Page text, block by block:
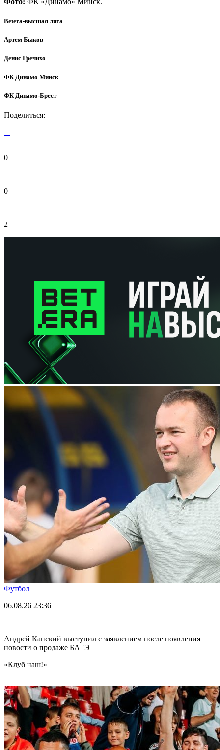
Betera-высшая лига
Артем Быков
Денис Гречихо
ФК Динамо Минск
ФК Динамо-Брест
Поделиться:
0
0
2
Футбол
06.08.26 23:36
Андрей Капский выступил с заявлением после появления
новости о продаже БАТЭ
«Клуб наш!»